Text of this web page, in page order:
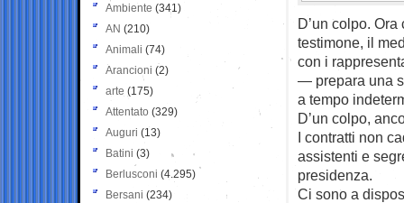
D’un colpo.
testimone, il
con i
— prepara una
a tempo
D’un colpo,
I contratti non
assistenti e
presidenza.
Ci sono a
Ambiente (341)
AN (210)
Animali (74)
Arancioni (2)
arte (175)
Attentato (329)
Auguri (13)
Batini (3)
Berlusconi (4.295)
Bersani (234)